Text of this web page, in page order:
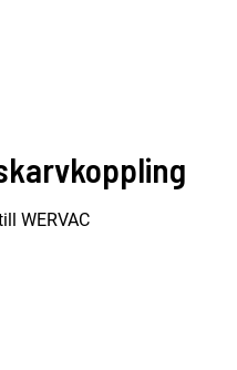
WERVAC